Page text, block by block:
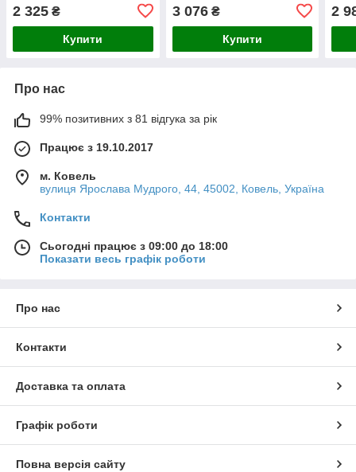
2 325 ₴
Купити
3 076₴
Купити
2
Про нас
99% позитивних з 81 відгука за рік
Працює з 19.10.2017
м. Ковель
вулиця Ярослава Мудрого, 44, 45002, Ковель, Україна
Контакти
Сьогодні працює з 09:00 до 18:00
Показати весь графік роботи
Про нас
Контакти
Доставка та оплата
Графік роботи
Повна версія сайту